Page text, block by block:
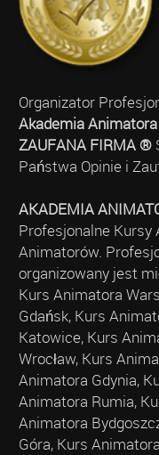
Organizator
Akademia Animatora
ZAUFANA FIRMA ®
Państwa Opinie i
AKADEMIA
Profesjonalne Kursy
Animatorów.
organizowany jest
Kurs Animatora
Gdańsk, Kurs
Katowice, Kurs
Wrocław, Kurs
Animatora Gdynia,
Animatora Rumia,
Animatora
Góra, Kurs